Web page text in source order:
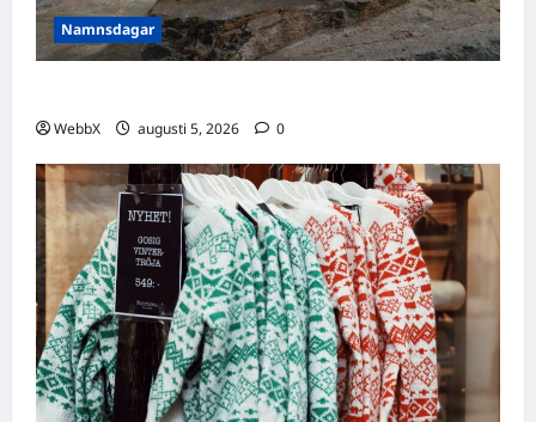
Namnsdagar
WebbX augusti 5, 2026 0